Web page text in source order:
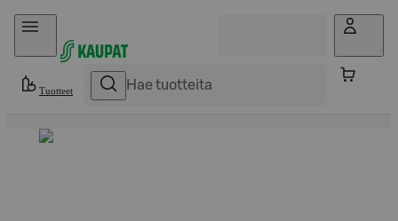
Hyppää sisältöön
Tuotteet